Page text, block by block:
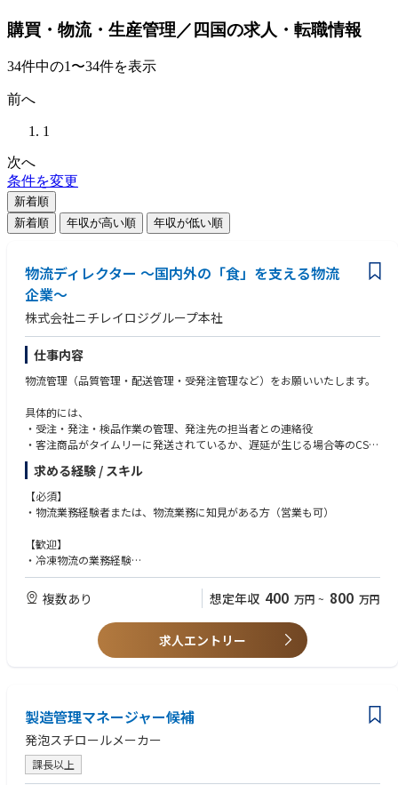
購買・物流・生産管理／四国の求人・転職情報
34件中の1〜34件を表示
前へ
1
次へ
条件を変更
新着順
新着順
年収が高い順 年収が低い順
物流ディレクター ～国内外の「食」を支える物流
企業～
株式会社ニチレイロジグループ本社
仕事内容
物流管理（品質管理・配送管理・受発注管理など）をお願いいたします。
具体的には、
・受注・発注・検品作業の管理、発注先の担当者との連絡役
・客注商品がタイムリーに発送されているか、遅延が生じる場合等のCS対
応が適切になされているかのモニタリング
・商品原価を低廉にするための仕様見直し
・機能向上やお客様満足度UPに向けた各種打ち手の検討と実行 など
現場のオペレーションを見て改善するだけでなく、
物流DX事業、経営企画、事業管理部門、海外事業などご希望に応じて幅広
求める経験 / スキル
【必須】
・物流業務経験者または、物流業務に知見がある方（営業も可）
【歓迎】
・冷凍物流の業務経験
・海外での物流業務経験
【求める人物像】
・ニチレイバリューズに共感して頂ける方
・人とコミュニケーションをとることが好きな方
・物事の仕組みを作ることが好きな方
複数あり 想定年収 400 万円 ~ 800 万円
求人エントリー
製造管理マネージャー候補
発泡スチロールメーカー
課長以上